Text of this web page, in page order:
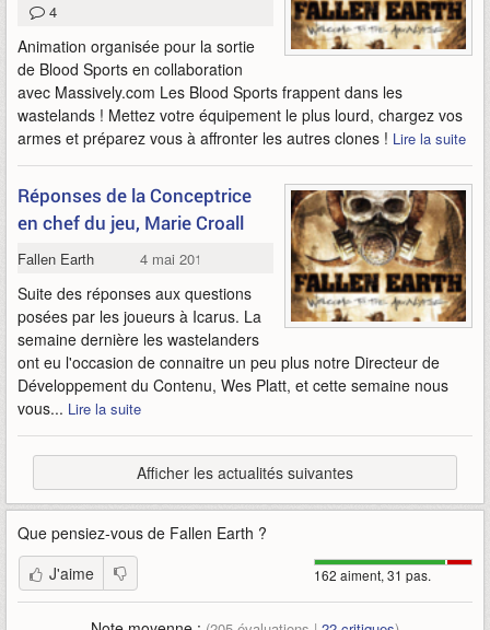
4
Animation organisée pour la sortie
de Blood Sports en collaboration
avec Massively.com Les Blood Sports frappent dans les
wastelands ! Mettez votre équipement le plus lourd, chargez vos
armes et préparez vous à affronter les autres clones ! Lire la suite
Réponses de la Conceptrice
en chef du jeu, Marie Croall
Fallen Earth 4 mai 2010
Suite des réponses aux questions
posées par les joueurs à Icarus. La
semaine dernière les wastelanders
ont eu l'occasion de connaitre un peu plus notre Directeur de
Développement du Contenu, Wes Platt, et cette semaine nous
vous... Lire la suite
Afficher les actualités suivantes
Que pensiez-vous de Fallen Earth ?
162 aiment, 31 pas.
J'aime